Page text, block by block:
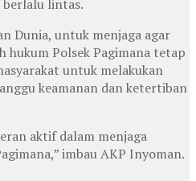
lintas.
Dunia, untuk menjaga agar
hukum Polsek Pagimana tetap
untuk melakukan
keamanan dan ketertiban
aktif dalam menjaga
imbau AKP Inyoman.